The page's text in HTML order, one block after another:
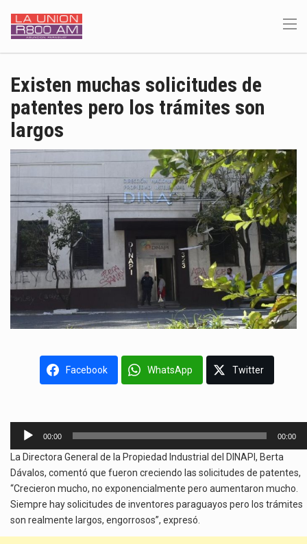
Existen muchas solicitudes de
patentes pero los trámites son
largos
Facebook WhatsApp Twitter
Reproductor
audio
00:00 00:00
La Directora General de la Propiedad Industrial del DINAPI, Berta
Dávalos, comentó que fueron creciendo las solicitudes de patentes,
“Crecieron mucho, no exponencialmente pero aumentaron mucho.
Siempre hay solicitudes de inventores paraguayos pero los trámites
son realmente largos, engorrosos”, expresó.